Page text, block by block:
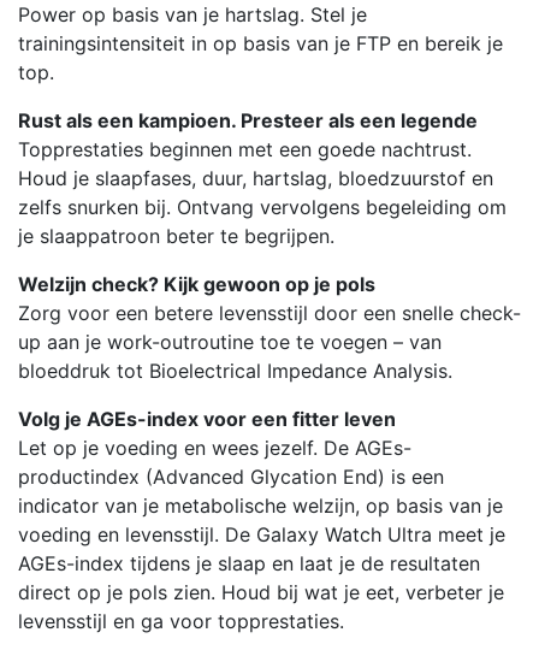
Power op basis van je hartslag. Stel je
trainingsintensiteit in op basis van je FTP en bereik je
top.
Rust als een kampioen. Presteer als een legende
Topprestaties beginnen met een goede nachtrust.
Houd je slaapfases, duur, hartslag, bloedzuurstof en
zelfs snurken bij. Ontvang vervolgens begeleiding om
je slaappatroon beter te begrijpen.
Welzijn check? Kijk gewoon op je pols
Zorg voor een betere levensstijl door een snelle check-
up aan je work-outroutine toe te voegen – van
bloeddruk tot Bioelectrical Impedance Analysis.
Volg je AGEs-index voor een fitter leven
Let op je voeding en wees jezelf. De AGEs-
productindex (Advanced Glycation End) is een
indicator van je metabolische welzijn, op basis van je
voeding en levensstijl. De Galaxy Watch Ultra meet je
AGEs-index tijdens je slaap en laat je de resultaten
direct op je pols zien. Houd bij wat je eet, verbeter je
levensstijl en ga voor topprestaties.